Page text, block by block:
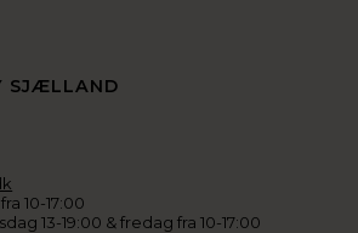
SJÆLLAND
10-17:00
13-19:00 & fredag fra 10-17:00